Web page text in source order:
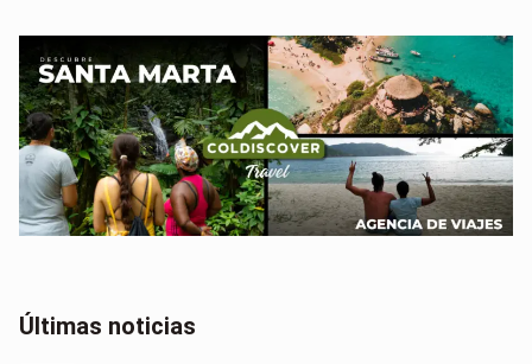
Últimas noticias